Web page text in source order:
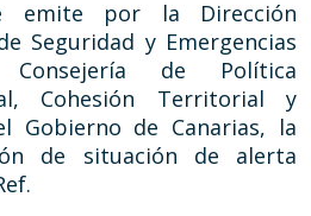
emite por la Dirección
Seguridad y Emergencias
de Política
Cohesión Territorial y
Gobierno de Canarias, la
de situación de alerta